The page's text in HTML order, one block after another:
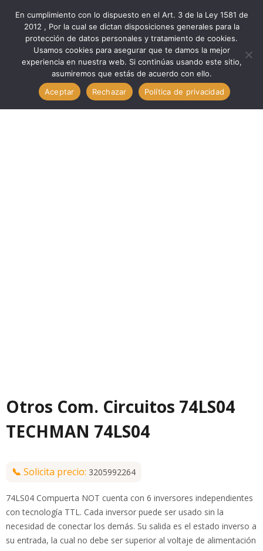
Componentes
Otros Com
Otros Com. Circuitos 74LS04 TECHMAN 74LS04
Otros Com. Circuitos 74LS04
TECHMAN 74LS04
📞 Solicita precio: 3205992264
74LS04 Compuerta NOT cuenta con 6 inversores independientes
con tecnología TTL. Cada inversor puede ser usado sin la
necesidad de conectar los demás. Su salida es el estado inverso a
su entrada, la cual no debe ser superior al voltaje de alimentación
En cumplimiento con lo dispuesto en el Art. 3 de la Ley 1581 de
2012 , Por la cual se dictan disposiciones generales para la
protección de datos personales y tratamiento de cookies.
Usamos cookies para asegurar que te damos la mejor
experiencia en nuestra web. Si continúas usando este sitio,
asumiremos que estás de acuerdo con ello.
Aceptar
Rechazar Política de privacidad